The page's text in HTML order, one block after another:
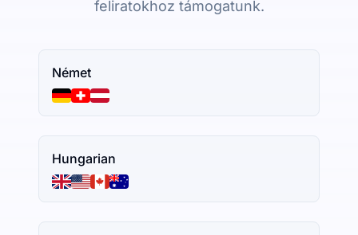
feliratokhoz támogatunk.
Német
Hungarian